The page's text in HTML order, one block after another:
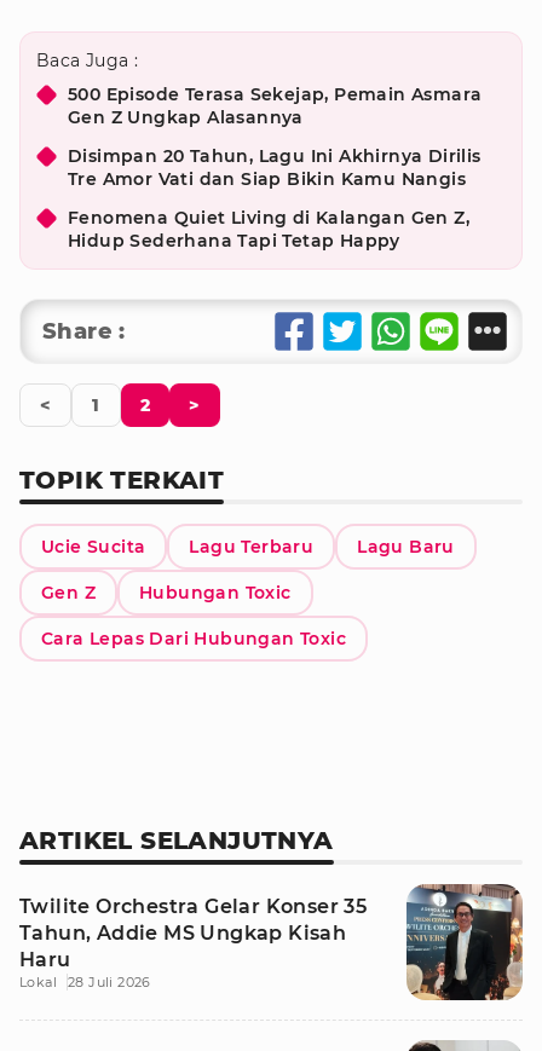
Baca Juga :
500 Episode Terasa Sekejap, Pemain Asmara
Gen Z Ungkap Alasannya
Disimpan 20 Tahun, Lagu Ini Akhirnya Dirilis
Tre Amor Vati dan Siap Bikin Kamu Nangis
Fenomena Quiet Living di Kalangan Gen Z,
Hidup Sederhana Tapi Tetap Happy
Share :
< 1 2 >
TOPIK TERKAIT
Ucie Sucita Lagu Terbaru Lagu Baru
Gen Z Hubungan Toxic
Cara Lepas Dari Hubungan Toxic
ARTIKEL SELANJUTNYA
Twilite Orchestra Gelar Konser 35
Tahun, Addie MS Ungkap Kisah
Haru
Lokal 28 Juli 2026